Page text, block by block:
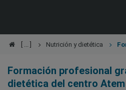
Nutrición y dietética
Formación profesional
dietética del centro